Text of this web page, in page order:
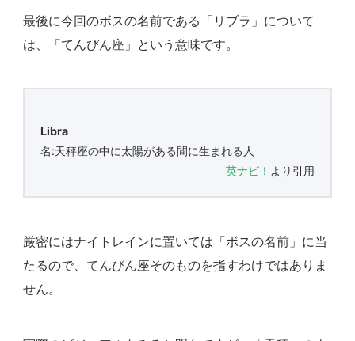
最後に今回のボスの名前である「リブラ」について
は、「てんびん座」という意味です。
Libra
名:天秤座の中に太陽がある間に生まれる人
英ナビ！ より引用
厳密にはナイトレインに置いては「ボスの名前」に当
たるので、てんびん座そのものを指すわけではありま
せん。